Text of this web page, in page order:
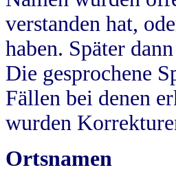
verstanden hat,
haben. Später
Die gesprochene
Fällen bei denen
wurden
Ortsnamen